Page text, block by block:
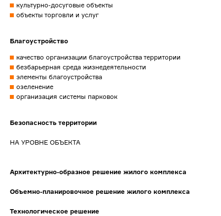
культурно-досуговые объекты
объекты торговли и услуг
Благоустройство
качество организации благоустройства территории
безбарьерная среда жизнедеятельности
элементы благоустройства
озеленение
организация системы парковок
Безопасность территории
НА УРОВНЕ ОБЪЕКТА
Архитектурно-образное решение жилого комплекса
Объемно-планировочное решение жилого комплекса
Технологическое решение